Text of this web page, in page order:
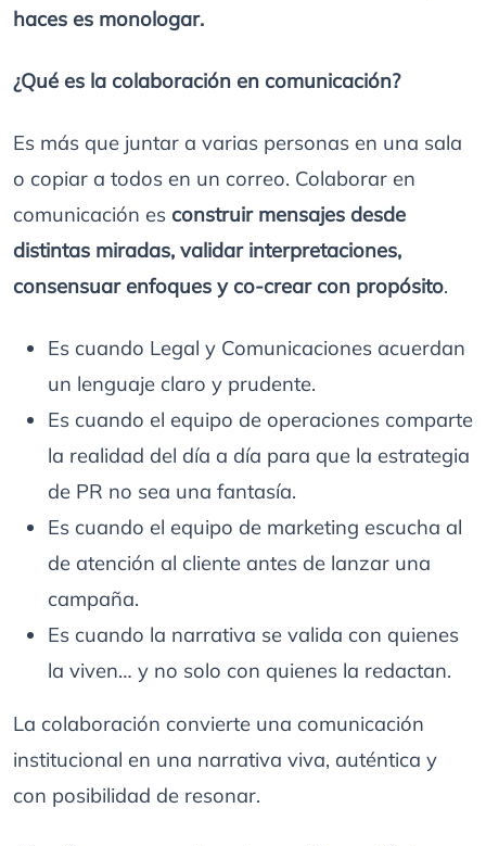
haces es monologar.
¿Qué es la colaboración en comunicación?
Es más que juntar a varias personas en una sala
o copiar a todos en un correo. Colaborar en
comunicación es construir mensajes desde
distintas miradas, validar interpretaciones,
consensuar enfoques y co-crear con propósito.
Es cuando Legal y Comunicaciones acuerdan
un lenguaje claro y prudente.
Es cuando el equipo de operaciones comparte
la realidad del día a día para que la estrategia
de PR no sea una fantasía.
Es cuando el equipo de marketing escucha al
de atención al cliente antes de lanzar una
campaña.
Es cuando la narrativa se valida con quienes
la viven… y no solo con quienes la redactan.
La colaboración convierte una comunicación
institucional en una narrativa viva, auténtica y
con posibilidad de resonar.